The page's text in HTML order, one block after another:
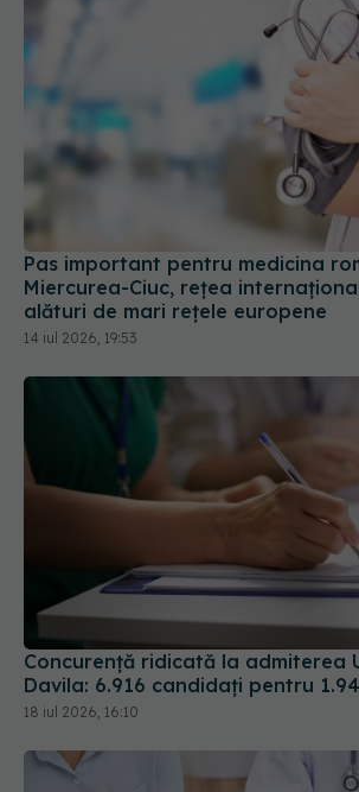
Pas important pentru medicina
Miercurea-Ciuc, rețea
alături de mari rețele europene
14 iul 2026, 19:53
Concurență ridicată la admiterea
Davila: 6.916 candidați pentru
18 iul 2026, 16:10